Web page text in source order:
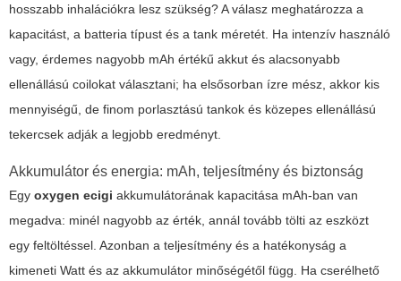
hosszabb inhalációkra lesz szükség? A válasz meghatározza a
kapacitást, a batteria típust és a tank méretét. Ha intenzív használó
vagy, érdemes nagyobb mAh értékű akkut és alacsonyabb
ellenállású coilokat választani; ha elsősorban ízre mész, akkor kis
mennyiségű, de finom porlasztású tankok és közepes ellenállású
tekercsek adják a legjobb eredményt.
Akkumulátor és energia: mAh, teljesítmény és biztonság
Egy oxygen ecigi akkumulátorának kapacitása mAh-ban van
megadva: minél nagyobb az érték, annál tovább tölti az eszközt
egy feltöltéssel. Azonban a teljesítmény és a hatékonyság a
kimeneti Watt és az akkumulátor minőségétől függ. Ha cserélhető